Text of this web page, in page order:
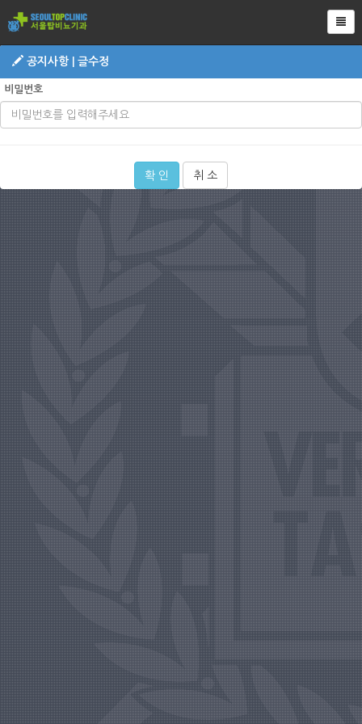
공지사항 | 글수정
비밀번호
확 인 취 소